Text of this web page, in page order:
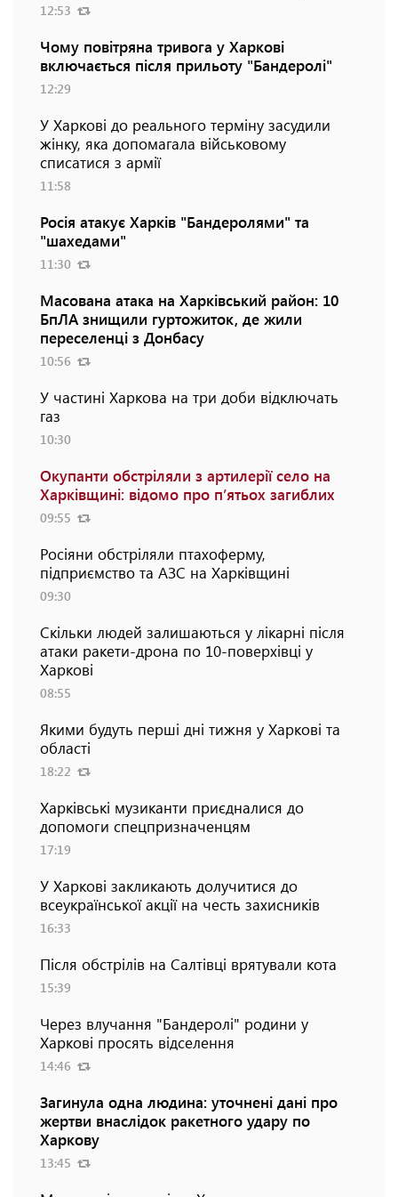
12:53
Чому повітряна тривога у Харкові
включається після прильоту "Бандеролі"
12:29
У Харкові до реального терміну засудили
жінку, яка допомагала військовому
списатися з армії
11:58
Росія атакує Харків "Бандеролями" та
"шахедами"
11:30
Масована атака на Харківський район: 10
БпЛА знищили гуртожиток, де жили
переселенці з Донбасу
10:56
У частині Харкова на три доби відключать
газ
10:30
Окупанти обстріляли з артилерії село на
Харківщині: відомо про п’ятьох загиблих
09:55
Росіяни обстріляли птахоферму,
підприємство та АЗС на Харківщині
09:30
Скільки людей залишаються у лікарні після
атаки ракети-дрона по 10-поверхівці у
Харкові
08:55
Якими будуть перші дні тижня у Харкові та
області
18:22
Харківські музиканти приєдналися до
допомоги спецпризначенцям
17:19
У Харкові закликають долучитися до
всеукраїнської акції на честь захисників
16:33
Після обстрілів на Салтівці врятували кота
15:39
Через влучання "Бандеролі" родини у
Харкові просять відселення
14:46
Загинула одна людина: уточнені дані про
жертви внаслідок ракетного удару по
Харкову
13:45